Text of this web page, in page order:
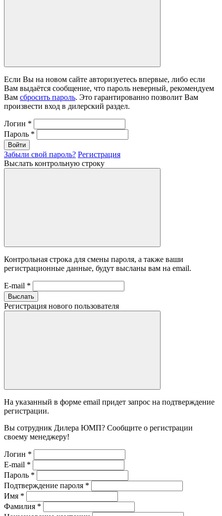
Если Вы на новом сайте авторизуетесь впервые, либо если
Вам выдаётся сообщение, что пароль неверный, рекомендуем
Вам сбросить пароль. Это гарантированно позволит Вам
произвести вход в дилерский раздел.
Логин *
Пароль *
Войти
Забыли свой пароль? Регистрация
Выслать контрольную строку
Контрольная строка для смены пароля, а также ваши
регистрационные данные, будут высланы вам на email.
E-mail *
Выслать
Регистрация нового пользователя
На указанный в форме email придет запрос на подтверждение
регистрации.
Вы сотрудник Дилера ЮМП? Сообщите о регистрации
своему менеджеру!
Логин *
E-mail *
Пароль *
Подтверждение пароля *
Имя *
Фамилия *